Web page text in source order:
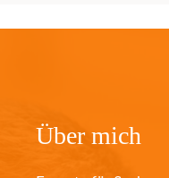
Über mich